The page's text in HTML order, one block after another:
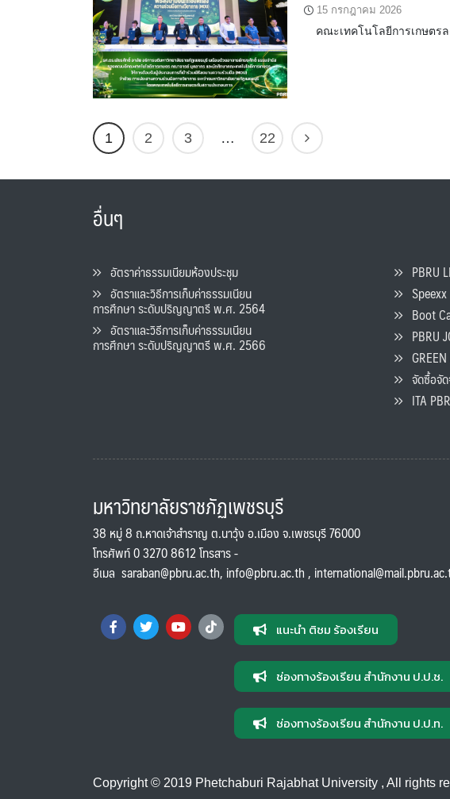
15 กรกฎาคม 2026
คณะเทคโนโลยีการเกษตร
1 2 3 … 22
อื่นๆ
อัตราค่าธรรมเนียมห้องประชุม
อัตราและวิธีการเก็บค่าธรรมเนียน
การศึกษา ระดับปริญญาตรี พ.ศ. 2564
อัตราและวิธีการเก็บค่าธรรมเนียน
การศึกษา ระดับปริญญาตรี พ.ศ. 2566
PBRU
Speexx
Boot
PBRU
GREEN
จัดซื้อจัด
ITA
มหาวิทยาลัยราชภัฏเพชรบุรี
38 หมู่ 8 ถ.หาดเจ้าสำราญ ต.นาวุ้ง อ.เมือง จ.เพชรบุรี 76000
โทรศัพท์ 0 3270 8612 โทรสาร -
อีเมล saraban@pbru.ac.th, info@pbru.ac.th,
แนะนำ ติชม ร้องเรียน
ช่องทางร้องเรียน สำนักงาน ป.ป.ช.
ช่องทางร้องเรียน สำนักงาน ป.ป.ท.
Copyright © 2019 Phetchaburi Rajabhat University , All rights